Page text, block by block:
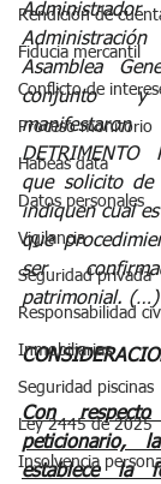
Rendición de
Fiducia mercantil
Conflicto de
Proceso monitorio
Habeas data
Datos personales
Vigilancia
Seguridad privada
Responsabilidad
Inmobiliarias
Seguridad piscinas
Ley 2445 de 2025
Insolvencia
Asamblea
conjunto y
que solicito de
indiquen cual
que
ser
patrimonial.
Con
peticionario,
establece la